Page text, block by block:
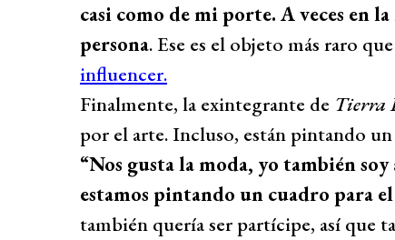
casi como de mi porte. A veces en
persona. Ese es el objeto más raro
influencer.
Finalmente, la exintegrante de Tierra
por el arte. Incluso, están pintando
“Nos gusta la moda, yo también
estamos pintando un cuadro para
también quería ser partícipe, así que